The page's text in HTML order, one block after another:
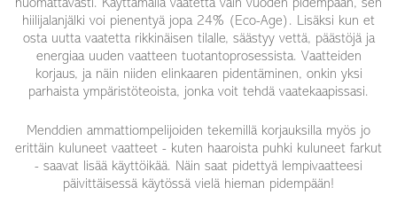
huomattavasti. Käyttämällä vaatetta vain vuoden pidempään, sen
hiilijalanjälki voi pienentyä jopa 24% (Eco-Age). Lisäksi kun et
osta uutta vaatetta rikkinäisen tilalle, säästyy vettä, päästöjä ja
energiaa uuden vaatteen tuotantoprosessista. Vaatteiden
korjaus, ja näin niiden elinkaaren pidentäminen, onkin yksi
parhaista ympäristöteoista, jonka voit tehdä vaatekaapissasi.
Menddien ammattiompelijoiden tekemillä korjauksilla myös jo
erittäin kuluneet vaatteet - kuten haaroista puhki kuluneet farkut
- saavat lisää käyttöikää. Näin saat pidettyä lempivaatteesi
päivittäisessä käytössä vielä hieman pidempään!